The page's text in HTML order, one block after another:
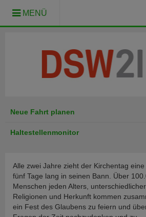
Neue Fahrt planen
Haltestellenmonitor
Alle zwei Jahre zieht der Kirchentag eine
fünf Tage lang in seinen Bann. Über
Menschen jeden Alters, unterschiedlicher
Religionen und Herkunft kommen
ein Fest des Glaubens zu feiern und
MENÜ